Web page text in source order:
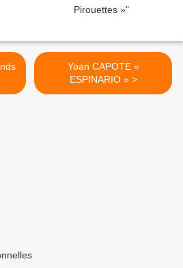
Yoan CAPOTE «
ESPINARIO » >